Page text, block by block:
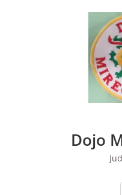
Dojo